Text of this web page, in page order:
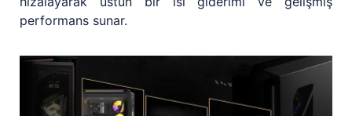
performans sunar.